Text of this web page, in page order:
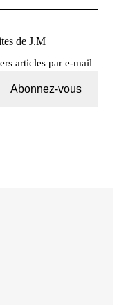
de J.M
articles par e-mail
Abonnez-vous